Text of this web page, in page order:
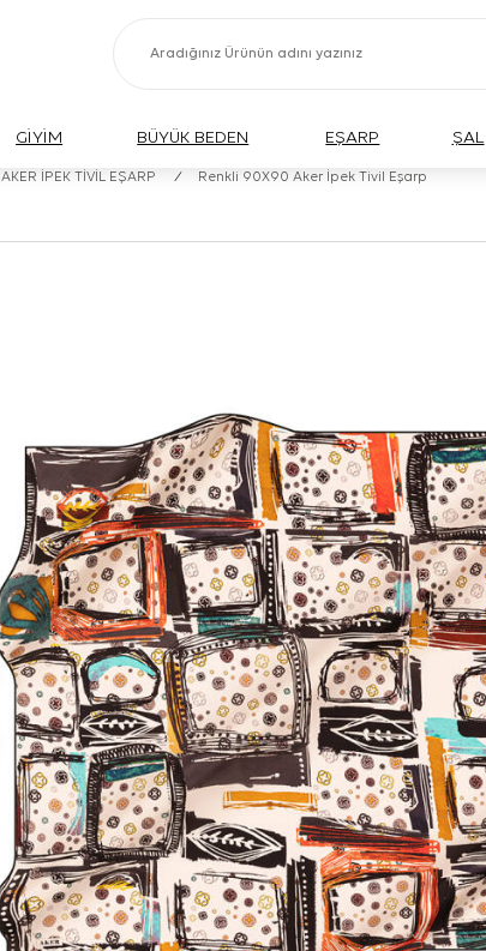
GİYİM BÜYÜK BEDEN EŞARP ŞAL
AKER İPEK TİVİL EŞARP / Renkli 90X90 Aker İpek Tivil Eşarp